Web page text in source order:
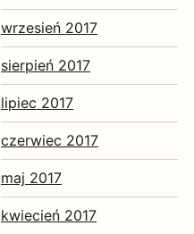
wrzesień 2017
sierpień 2017
lipiec 2017
czerwiec 2017
maj 2017
kwiecień 2017